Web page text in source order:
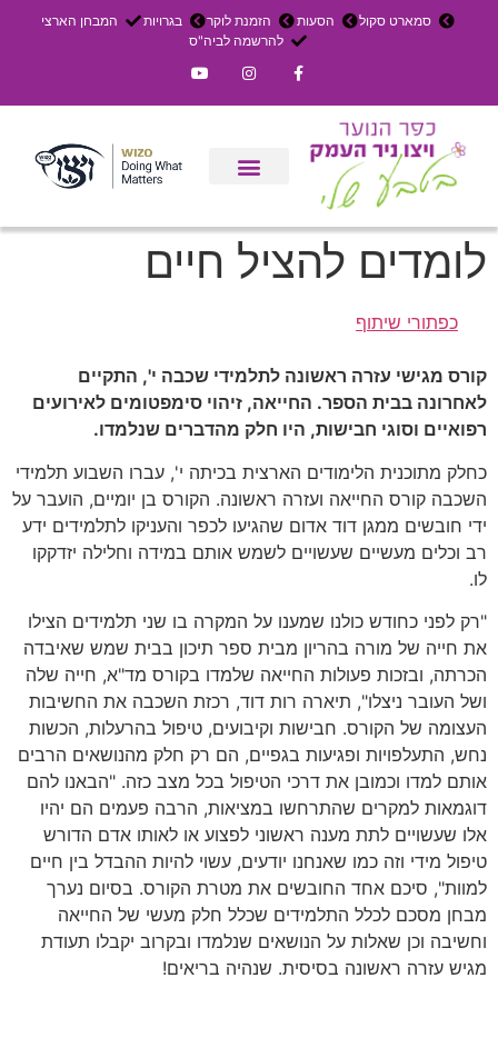
סמארט סקול הסעות הזמנת לוקר בגרויות
המבחן הארצי
להרשמה לביה"ס
לומדים להציל חיים
כפתורי שיתוף
קורס מגישי עזרה ראשונה לתלמידי שכבה י', התקיים
לאחרונה בבית הספר. החייאה, זיהוי סימפטומים לאירועים
רפואיים וסוגי חבישות, היו חלק מהדברים שנלמדו.
כחלק מתוכנית הלימודים הארצית בכיתה י', עברו השבוע תלמידי
השכבה קורס החייאה ועזרה ראשונה. הקורס בן יומיים, הועבר על
ידי חובשים ממגן דוד אדום שהגיעו לכפר והעניקו לתלמידים ידע
רב וכלים מעשיים שעשויים לשמש אותם במידה וחלילה יזדקקו
לו.
"רק לפני כחודש כולנו שמענו על המקרה בו שני תלמידים הצילו
את חייה של מורה בהריון מבית ספר תיכון בבית שמש שאיבדה
הכרתה, ובזכות פעולות החייאה שלמדו בקורס מד"א, חייה שלה
ושל העובר ניצלו", תיארה רות דוד, רכזת השכבה את החשיבות
העצומה של הקורס. חבישות וקיבועים, טיפול בהרעלות, הכשות
נחש, התעלפויות ופגיעות בגפיים, הם רק חלק מהנושאים הרבים
אותם למדו וכמובן את דרכי הטיפול בכל מצב כזה. "הבאנו להם
דוגמאות למקרים שהתרחשו במציאות, הרבה פעמים הם יהיו
אלו שעשויים לתת מענה ראשוני לפצוע או לאותו אדם הדורש
טיפול מידי וזה כמו שאנחנו יודעים, עשוי להיות ההבדל בין חיים
למוות", סיכם אחד החובשים את מטרת הקורס. בסיום נערך
מבחן מסכם לכלל התלמידים שכלל חלק מעשי של החייאה
וחשיבה וכן שאלות על הנושאים שנלמדו ובקרוב יקבלו תעודת
מגיש עזרה ראשונה בסיסית. שנהיה בריאים!